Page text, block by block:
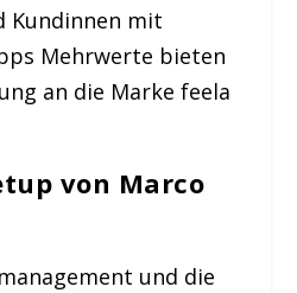
Kundinnen mit
Mehrwerte bieten
an die Marke feela
von Marco
und die